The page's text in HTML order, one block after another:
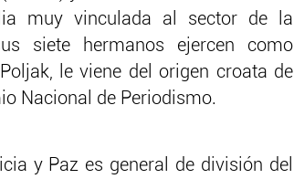
muy vinculada al sector de la
siete hermanos ejercen como
le viene del origen croata de
Nacional de Periodismo.
y Paz es general de división del